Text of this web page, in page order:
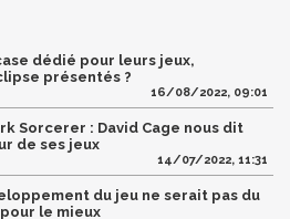
dédié pour leurs jeux,
présentés ?
16/08/2022, 09:01
Sorcerer : David Cage nous dit
de ses jeux
14/07/2022, 11:31
du jeu ne serait pas du
le mieux